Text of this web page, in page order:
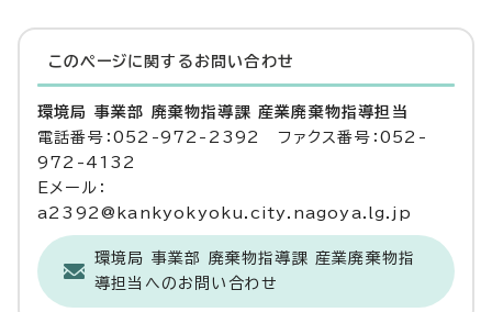
このページに関する お問い合わせ
環境局 事業部 廃棄物指導課 産業廃棄物指導担当
電話番号：052-972-2392 ファクス番号：052-
972-4132
Eメール：
a2392@kankyokyoku.city.nagoya.lg.jp
環境局 事業部 廃棄物指導課 産業廃棄物指
導担当へのお問い合わせ